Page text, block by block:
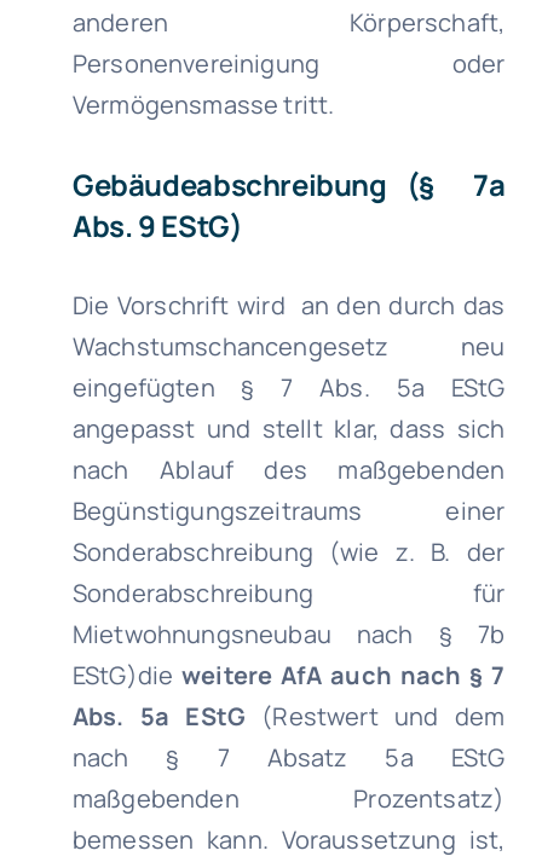
anderen Körperschaft,
Personenvereinigung oder
Vermögensmasse tritt.
Gebäudeabschreibung (§ 7a
Abs. 9 EStG)
Die Vorschrift wird an den durch das
Wachstumschancengesetz neu
eingefügten § 7 Abs. 5a EStG
angepasst und stellt klar, dass sich
nach Ablauf des maßgebenden
Begünstigungszeitraums einer
Sonderabschreibung (wie z. B. der
Sonderabschreibung für
Mietwohnungsneubau nach § 7b
EStG)dieweitere AfA auch nach § 7
Abs. 5a EStG (Restwert und dem
nach § 7 Absatz 5a EStG
maßgebenden Prozentsatz)
bemessen kann. Voraussetzung ist,